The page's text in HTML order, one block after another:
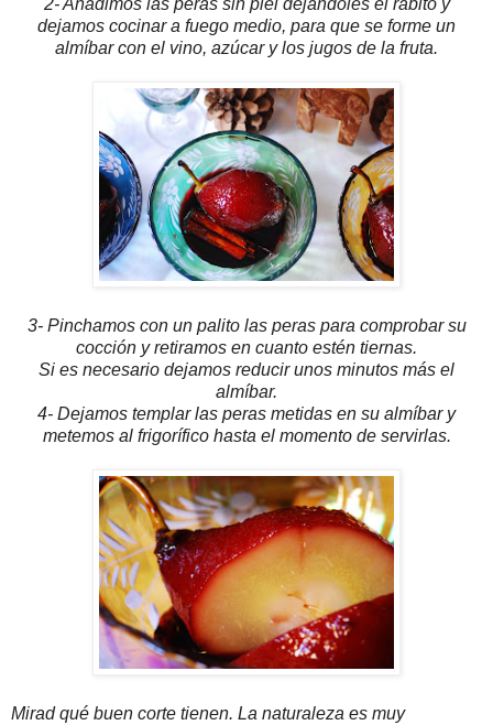
2- Añadimos las peras sin piel dejándoles el rabito y
dejamos cocinar a fuego medio, para que se forme un
almíbar con el vino, azúcar y los jugos de la fruta.
3- Pinchamos con un palito las peras para comprobar su
cocción y retiramos en cuanto estén tiernas.
Si es necesario dejamos reducir unos minutos más el
almíbar.
4- Dejamos templar las peras metidas en su almíbar y
metemos al frigorífico hasta el momento de servirlas.
Mirad qué buen corte tienen. La naturaleza es muy